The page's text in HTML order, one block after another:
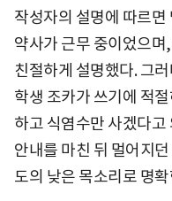
작성자의 설명에 따르면
약사가 근무 중이었으
친절하게 설명했다. 그
학생 조카가 쓰기에 적
하고 식염수만 사겠다
안내를 마친 뒤 멀어지
도의 낮은 목소리로 명